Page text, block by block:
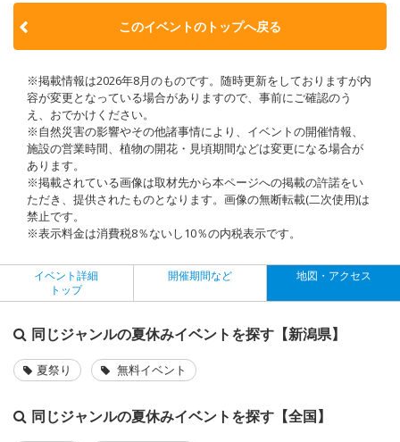
このイベントのトップへ戻る
※掲載情報は2026年8月のものです。随時更新をしておりますが内
容が変更となっている場合がありますので、事前にご確認のう
え、おでかけください。
※自然災害の影響やその他諸事情により、イベントの開催情報、
施設の営業時間、植物の開花・見頃期間などは変更になる場合が
あります。
※掲載されている画像は取材先から本ページへの掲載の許諾をい
ただき、提供されたものとなります。画像の無断転載(二次使用)は
禁止です。
※表示料金は消費税8％ないし10％の内税表示です。
イベント詳細
トップ
開催期間など 地図・アクセス
同じジャンルの夏休みイベントを探す【新潟県】
夏祭り 無料イベント
同じジャンルの夏休みイベントを探す【全国】